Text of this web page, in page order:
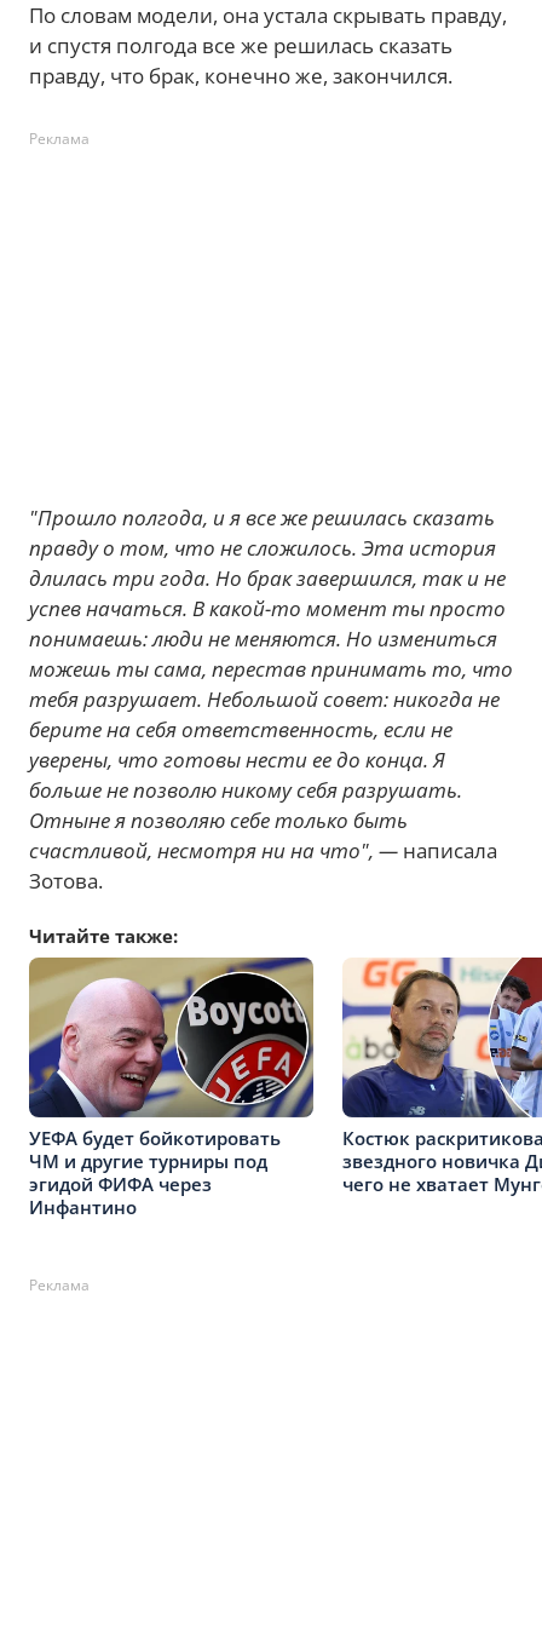
По словам модели, она устала скрывать правду,
и спустя полгода все же решилась сказать
правду, что брак, конечно же, закончился.
Реклама
"Прошло полгода, и я все же решилась сказать
правду о том, что не сложилось. Эта история
длилась три года. Но брак завершился, так и не
успев начаться. В какой-то момент ты просто
понимаешь: люди не меняются. Но измениться
можешь ты сама, перестав принимать то, что
тебя разрушает. Небольшой совет: никогда не
берите на себя ответственность, если не
уверены, что готовы нести ее до конца. Я
больше не позволю никому себя разрушать.
Отныне я позволяю себе только быть
счастливой, несмотря ни на что", — написала
Зотова.
Читайте также:
УЕФА будет бойкотировать
ЧМ и другие турниры под
эгидой ФИФА через
Инфантино
Костюк
звездного новичка
чего не хватает
Реклама